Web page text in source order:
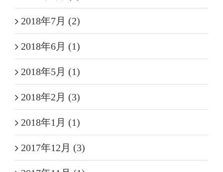
2018年7月 (2)
2018年6月 (1)
2018年5月 (1)
2018年2月 (3)
2018年1月 (1)
2017年12月 (3)